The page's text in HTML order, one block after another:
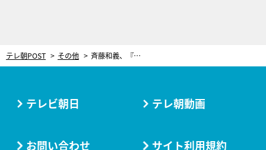
テレ朝POST その他 斉藤和義、『じゅん散歩』新テーマ曲を書き下ろし！高田純次を「本当に尊敬しております」
テレビ朝日 テレ朝動画
お問い合わせ サイト利用規約